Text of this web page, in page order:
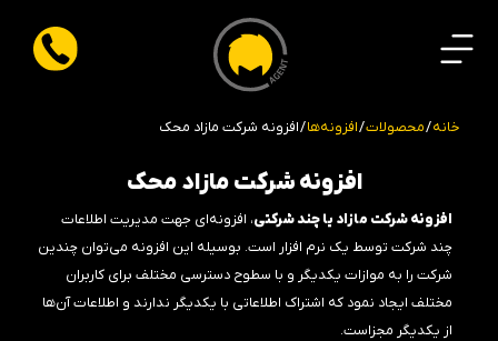
خانه/محصولات/افزونه‌ها/ افزونه شرکت مازاد محک
افزونه شرکت مازاد محک
افزونه شرکت مازاد یا چند شرکتی، افزونه‌ای جهت مدیریت اطلاعات
چند شرکت توسط یک نرم افزار است. بوسیله این افزونه می‌توان چندین
شرکت را به موازات یکدیگر و با سطوح دسترسی مختلف برای کاربران
مختلف ایجاد نمود که اشتراک اطلاعاتی با یکدیگر ندارند و اطلاعات آن‌ها
از یکدیگر مجزاست.